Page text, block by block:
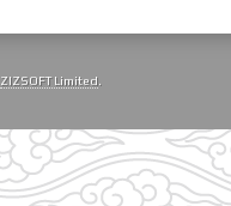
ZIZSOFT Limited